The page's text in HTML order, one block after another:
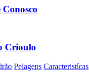
Crioulo
Pelagens Caracteristícas